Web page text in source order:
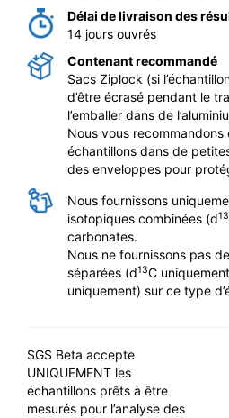
Délai de livraison des
14 jours ouvrés
Contenant recommandé
Sacs Ziplock (si
d’être écrasé pendant le
l’emballer dans de
Nous vous recommandons
échantillons dans de
des enveloppes pour
Nous fournissons
isotopiques combinées (d13
carbonates.
Nous ne fournissons pas
séparées (d13C
uniquement) sur ce type
SGS Beta accepte
UNIQUEMENT les
échantillons prêts à être
mesurés pour l’analyse des